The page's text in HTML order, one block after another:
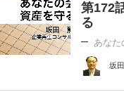
第172
る
あなた
坂